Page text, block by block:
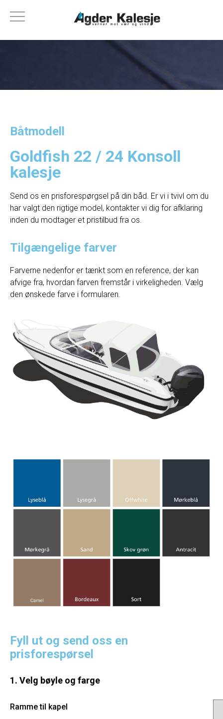
Båtmodell
Goldfish 22 / 24 Konsoll
kalesje
Send os en prisforespørgsel på din båd. Er vi i tvivl om du
har valgt den rigtige model, kontakter vi dig for afklaring
inden du modtager et pristilbud fra os.
Tilgængelige farver
Farverne nedenfor er tænkt som en reference, der kan
afvige fra, hvordan farven fremstår i virkeligheden. Vælg
den ønskede farve i formularen.
Fyll ut og send oss en
prisforespørsel
1. Velg bøyle og farge
Ramme til kapel